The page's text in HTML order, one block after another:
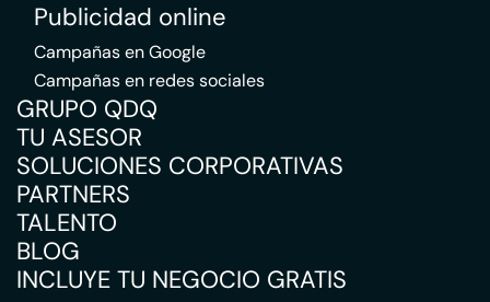
Publicidad online
Campañas en Google
Campañas en redes sociales
GRUPO QDQ
TU ASESOR
SOLUCIONES CORPORATIVAS
PARTNERS
TALENTO
BLOG
INCLUYE TU NEGOCIO GRATIS